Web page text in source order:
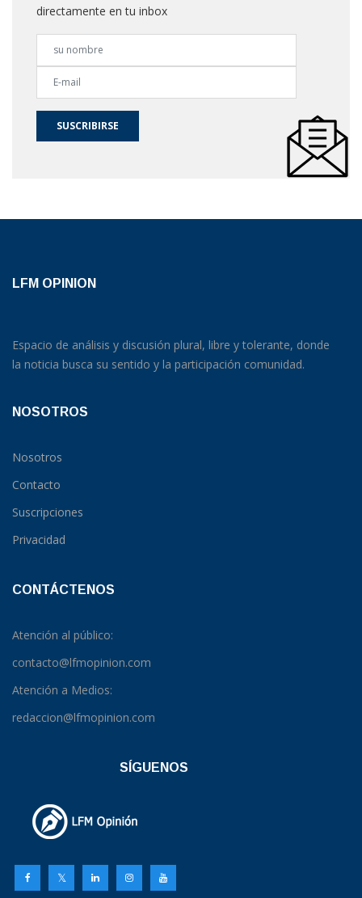
directamente en tu inbox
SUSCRIBIRSE
LFM OPINION
Espacio de análisis y discusión plural, libre y tolerante, donde
la noticia busca su sentido y la participación comunidad.
NOSOTROS
Nosotros
Contacto
Suscripciones
Privacidad
CONTÁCTENOS
Atención al público:
contacto@lfmopinion.com
Atención a Medios:
redaccion@lfmopinion.com
SÍGUENOS